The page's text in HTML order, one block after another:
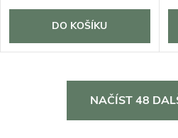
DO KOŠÍKU
NAČÍST 48